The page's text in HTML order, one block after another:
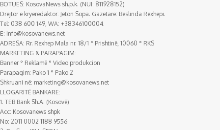
BOTUES: KosovaNews sh.p.k. (NUI: 811928152)
Drejtor e kryeredaktor: Jeton Sopa. Gazetare: Beslinda Rexhepi.
Tel: 038 600 149, WA: +38346100004.
E: info@kosovanews.net
ADRESA: Rr. Rexhep Mala nr. 18/1 ° Prishtinë, 10060 ° RKS
MARKETING & PARAPAGIM:
Banner ° Reklamë ° Video produkcion
Parapagim: Pako 1 ° Pako 2
Shkruani në: marketing@kosovanews.net
LLOGARITË BANKARE:
1. TEB Bank Sh.A. (Kosovë)
Acc: Kosovanews shpk
No: 2011 0002 1188 9556